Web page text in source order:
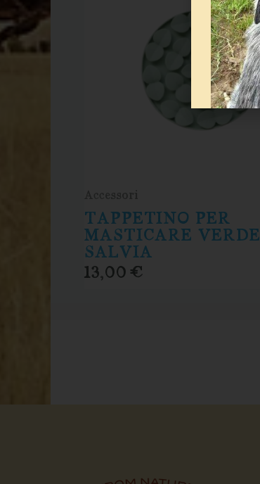
TAPPETINO PER
MASTICARE VERDE
SALVIA
13,00€